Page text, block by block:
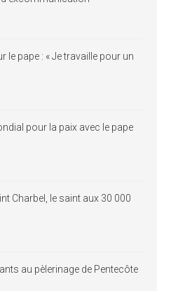
le pape : « Je travaille pour un
pour la paix avec le pape
Charbel, le saint aux 30 000
au pèlerinage de Pentecôte